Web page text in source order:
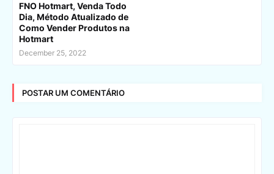
FNO Hotmart, Venda Todo
Dia, Método Atualizado de
Como Vender Produtos na
Hotmart
December 25, 2022
POSTAR UM COMENTÁRIO